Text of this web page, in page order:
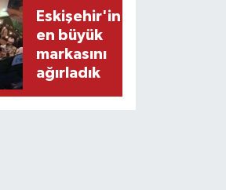
Eskişehir'in
en büyük
markasını
ağırladık